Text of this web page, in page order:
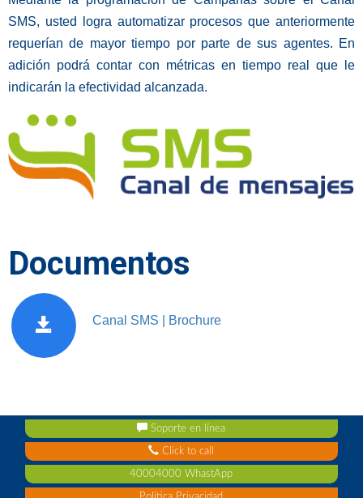
SMS, usted logra automatizar procesos que anteriormente
requerían de mayor tiempo por parte de sus agentes. En
adición podrá contar con métricas en tiempo real que le
indicarán la efectividad alcanzada.
Documentos
Canal SMS | Brochure
Soporte en línea
Click to call
40004000 WhastApp